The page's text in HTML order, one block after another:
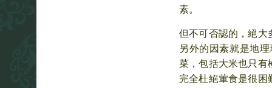
素。
但不可否認的，絕大
另外的因素就是地
菜，包括大米也只有
完全杜絕葷食是很困